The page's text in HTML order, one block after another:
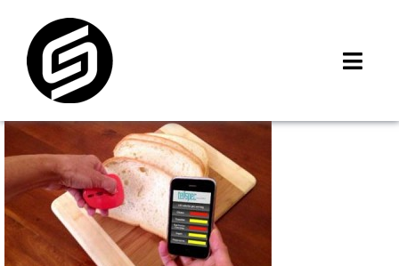
content
門市據點
iMCheck APP
iPhone 回收價
線上商城